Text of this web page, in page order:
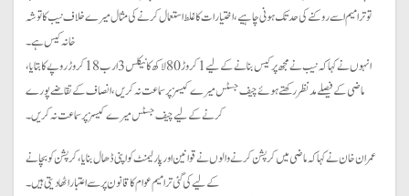
تو ترامیم اسے روکنے کی حد تک ہونی چاہیے، اختیارات کا غلط استعمال کرنے کی مثال میرے خلاف نیب کا توشہ
خانہ کیس ہے۔
انہوں نے کہا کہ نیب نے مجھ پر کیس بنانے کے لیے 1 کروڑ 80 لاکھ کا نیکلس 3 ارب 18 کروڑ روپے کا بتایا،
ماضی کے فیصلے مدنظر رکھتے ہوئے چیف جسٹس میرے کیسز پر سماعت نہ کریں ، انصاف کے تقاضے پورے
کرنے کے لیے چیف جسٹس میرے کیسز پر سماعت نہ کریں۔
عمران خان نے کہا کہ ماضی میں کرپشن کرنے والوں نے قوانین اور پارلیمنٹ کو اپنی ڈھال بنایا، کرپشن کو بچانے
کے لیے کی گئی ترامیم عوام کا قانون پر سے اعتبار اٹھا دیتی ہیں۔